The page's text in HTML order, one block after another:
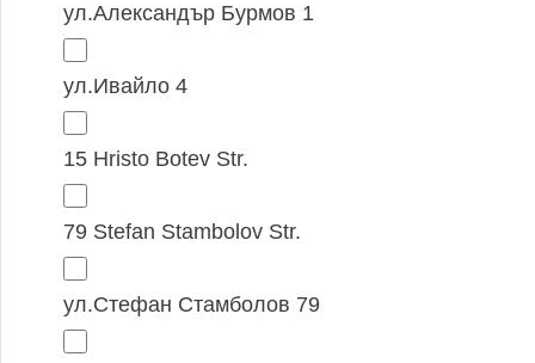
ул.Александър Бурмов 1
ул.Ивайло 4
15 Hristo Botev Str.
79 Stefan Stambolov Str.
ул.Стефан Стамболов 79